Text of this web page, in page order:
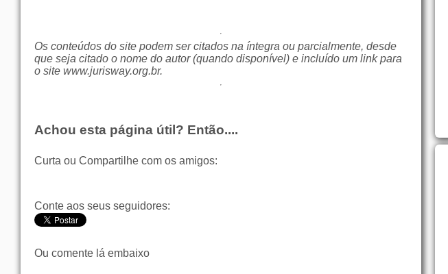
Os conteúdos do site podem ser citados na íntegra ou parcialmente, desde
que seja citado o nome do autor (quando disponível) e incluído um link para
o site www.jurisway.org.br.
Achou esta página útil? Então....
Curta ou Compartilhe com os amigos:
Conte aos seus seguidores:
Ou comente lá embaixo